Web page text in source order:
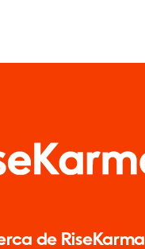
de RiseKarma